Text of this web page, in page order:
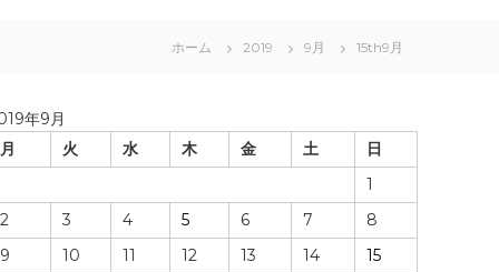
ホーム 2019 9月 15th9月
年9月
月
火 水 木 金 土
日
1
2
3 4 5 6 7
8
9
10 11 12 13 14
15